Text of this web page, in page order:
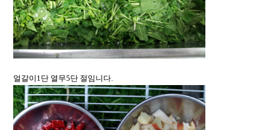
얼갈이1단 열무5단 절임니다.